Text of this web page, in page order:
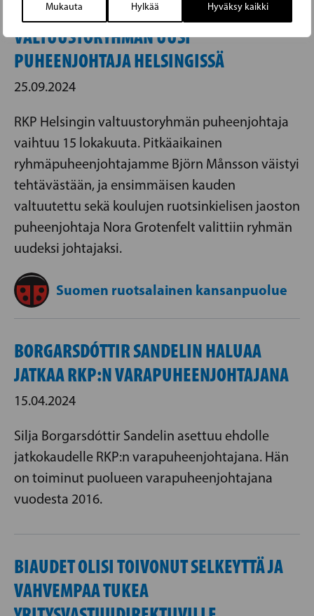
Mukauta Hylkää Hyväksy kaikki
NORA GROTENFELT RKP:N
VALTUUSTORYHMÄN UUSI
PUHEENJOHTAJA HELSINGISSÄ
25.09.2024
RKP Helsingin valtuustoryhmän puheenjohtaja
vaihtuu 15 lokakuuta. Pitkäaikainen
ryhmäpuheenjohtajamme Björn Månsson väistyi
tehtävästään, ja ensimmäisen kauden
valtuutettu sekä koulujen ruotsinkielisen jaoston
puheenjohtaja Nora Grotenfelt valittiin ryhmän
uudeksi johtajaksi.
Suomen ruotsalainen kansanpuolue
BORGARSDÓTTIR SANDELIN HALUAA
JATKAA RKP:N VARAPUHEENJOHTAJANA
15.04.2024
Silja Borgarsdóttir Sandelin asettuu ehdolle
jatkokaudelle RKP:n varapuheenjohtajana. Hän
on toiminut puolueen varapuheenjohtajana
vuodesta 2016.
BIAUDET OLISI TOIVONUT SELKEYTTÄ JA
VAHVEMPAA TUKEA